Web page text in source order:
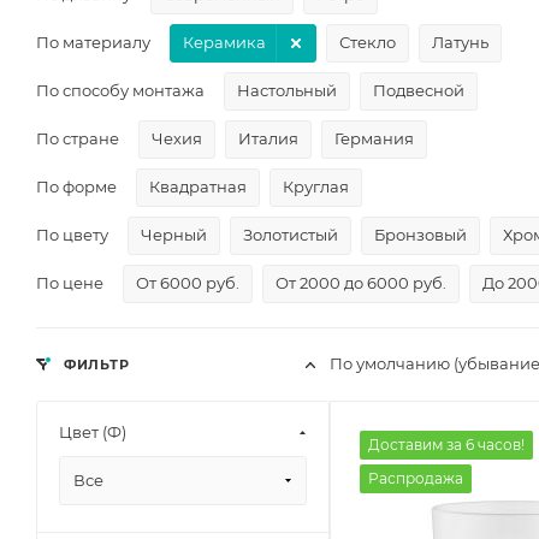
По материалу Стекло Латунь
Керамика
По способу монтажа Настольный Подвесной
По стране Чехия Италия Германия
По форме Квадратная Круглая
По цвету Черный Золотистый Бронзовый
По цене От 6000 руб. От 2000 до 6000 руб. До
По умолчанию
Доставим за 6 часов!
Распродажа
ФИЛЬТР
Цвет (Ф)
Все